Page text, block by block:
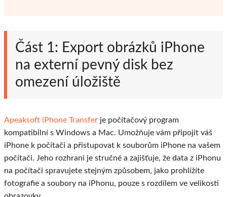
Část 1: Export obrázků iPhone
na externí pevný disk bez
omezení úložiště
Apeaksoft iPhone Transfer je počítačový program
kompatibilní s Windows a Mac. Umožňuje vám připojit váš
iPhone k počítači a přistupovat k souborům iPhone na vašem
počítači. Jeho rozhraní je stručné a zajišťuje, že data z iPhonu
na počítači spravujete stejným způsobem, jako prohlížíte
fotografie a soubory na iPhonu, pouze s rozdílem ve velikosti